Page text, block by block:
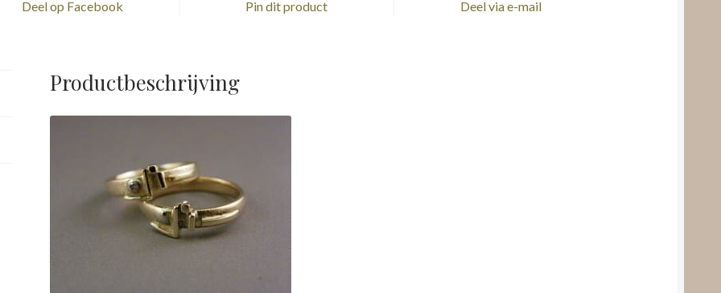
Deel op Facebook Pin dit product Deel via e-mail
Productbeschrijving